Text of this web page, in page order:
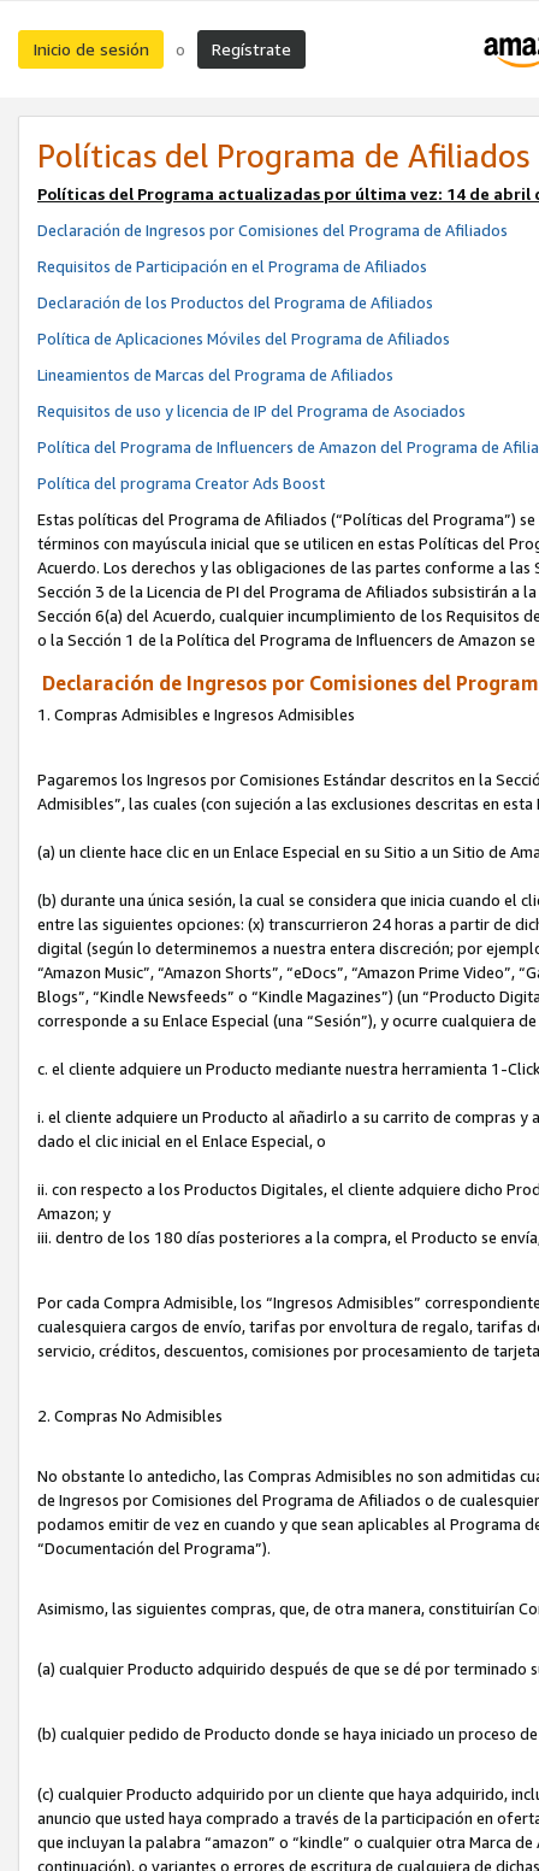
Inicio de sesión o Regístrate
Políticas del Programa de Afiliados
Políticas del Programa actualizadas por última vez: 14 de abril
Declaración de Ingresos por Comisiones del Programa de Afiliados
Requisitos de Participación en el Programa de Afiliados
Declaración de los Productos del Programa de Afiliados
Política de Aplicaciones Móviles del Programa de Afiliados
Lineamientos de Marcas del Programa de Afiliados
Requisitos de uso y licencia de IP del Programa de Asociados
Política del Programa de Influencers de Amazon del Programa de
Política del programa Creator Ads Boost
Estas políticas del Programa de Afiliados (“Políticas del Programa”)
términos con mayúscula inicial que se utilicen en estas Políticas del
Acuerdo. Los derechos y las obligaciones de las partes conforme a
Sección 3 de la Licencia de PI del Programa de Afiliados subsistirán
Sección 6(a) del Acuerdo, cualquier incumplimiento de los Requisitos
o la Sección 1 de la Política del Programa de Influencers de Amazon
Declaración de Ingresos por Comisiones del
1. Compras Admisibles e Ingresos Admisibles
Pagaremos los Ingresos por Comisiones Estándar descritos en la
Admisibles”, las cuales (con sujeción a las exclusiones descritas en
(a) un cliente hace clic en un Enlace Especial en su Sitio a un Sitio de
(b) durante una única sesión, la cual se considera que inicia cuando el
entre las siguientes opciones: (x) transcurrieron 24 horas a partir de
digital (según lo determinemos a nuestra entera discreción; por
“Amazon Music”, “Amazon Shorts”, “eDocs”, “Amazon Prime Video”,
Blogs”, “Kindle Newsfeeds” o “Kindle Magazines”) (un “Producto
corresponde a su Enlace Especial (una “Sesión”), y ocurre cualquiera
c. el cliente adquiere un Producto mediante nuestra herramienta 1-
i. el cliente adquiere un Producto al añadirlo a su carrito de compras
dado el clic inicial en el Enlace Especial, o
ii. con respecto a los Productos Digitales, el cliente adquiere dicho
Amazon; y
iii. dentro de los 180 días posteriores a la compra, el Producto se
Por cada Compra Admisible, los “Ingresos Admisibles”
cualesquiera cargos de envío, tarifas por envoltura de regalo, tarifas
servicio, créditos, descuentos, comisiones por procesamiento de
2. Compras No Admisibles
No obstante lo antedicho, las Compras Admisibles no son admitidas
de Ingresos por Comisiones del Programa de Afiliados o de
podamos emitir de vez en cuando y que sean aplicables al Programa
“Documentación del Programa”).
Asimismo, las siguientes compras, que, de otra manera, constituirían
(a) cualquier Producto adquirido después de que se dé por terminado
(b) cualquier pedido de Producto donde se haya iniciado un proceso
(c) cualquier Producto adquirido por un cliente que haya adquirido,
anuncio que usted haya comprado a través de la participación en
que incluyan la palabra “amazon” o “kindle” o cualquier otra Marca
continuación), o variantes o errores de escritura de cualquiera de